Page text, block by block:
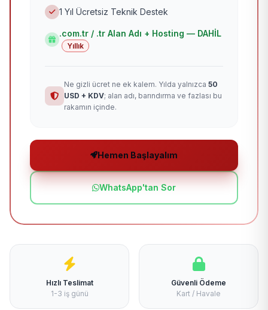
1 Yıl Ücretsiz Teknik Destek
.com.tr / .tr Alan Adı + Hosting — DAHİL
Yıllık
Ne gizli ücret ne ek kalem. Yılda yalnızca 50
USD + KDV; alan adı, barındırma ve fazlası bu
rakamın içinde.
Hemen Başlayalım
WhatsApp'tan Sor
Hızlı Teslimat
1-3 iş günü
Güvenli Ödeme
Kart / Havale